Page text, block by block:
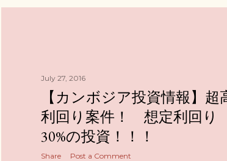
July 27, 2016
【カンボジア投資情報】超
利回り案件！ 想定利回り
30%の投資！！！
Share Post a Comment